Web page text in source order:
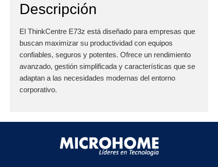
Descripción
El ThinkCentre E73z está diseñado para empresas que
buscan maximizar su productividad con equipos
confiables, seguros y potentes. Ofrece un rendimiento
avanzado, gestión simplificada y características que se
adaptan a las necesidades modernas del entorno
corporativo.